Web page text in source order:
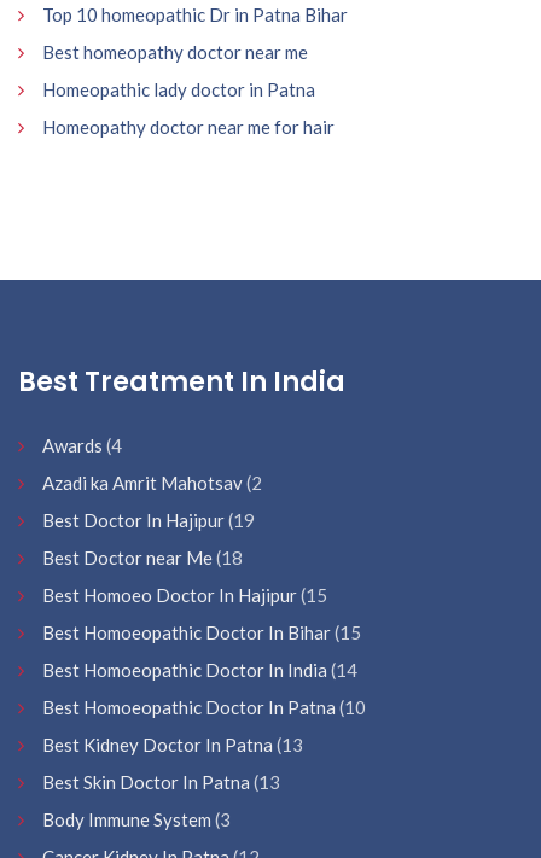
Top 10 homeopathic Dr in Patna Bihar
Best homeopathy doctor near me
Homeopathic lady doctor in Patna
Homeopathy doctor near me for hair
Best Treatment In India
Awards (4
Azadi ka Amrit Mahotsav(2
Best Doctor In Hajipur(19
Best Doctor near Me(18
Best Homoeo Doctor In Hajipur(15
Best Homoeopathic Doctor In Bihar(15
Best Homoeopathic Doctor In India (14
Best Homoeopathic Doctor In Patna (10
Best Kidney Doctor In Patna (13
Best Skin Doctor In Patna (13
Body Immune System (3